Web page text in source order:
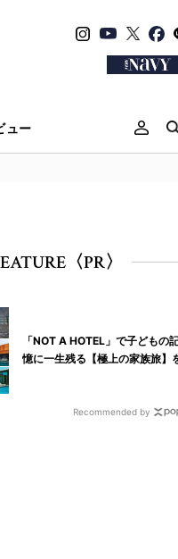
ュー
〈PR〉
「NOT A HOTEL」で子どもの
憶に一生残る【極上の家族旅】
Recommended by